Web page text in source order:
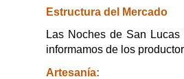
Estructura del Mercado
Las Noches de San Lucas
informamos de los
Artesanía: